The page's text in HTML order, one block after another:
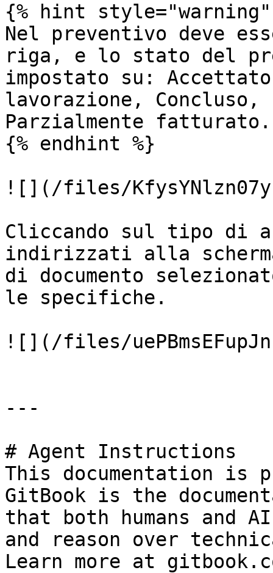
{% hint style="warning"
Nel preventivo deve
riga, e lo stato del
impostato su:
lavorazione,
Parzialmente fatturato.
{% endhint %}
![](/files/
Cliccando sul tipo di
indirizzati alla
di documento
le specifiche.
![](/files/
---
# Agent Instructions
This documentation is
GitBook is the
that both humans and
and reason over
Learn more at